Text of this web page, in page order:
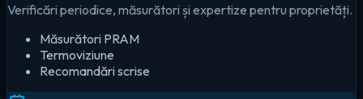
Verificări periodice, măsurători și expertize pentru proprietăți.
Măsurători PRAM
Termoviziune
Recomandări scrise